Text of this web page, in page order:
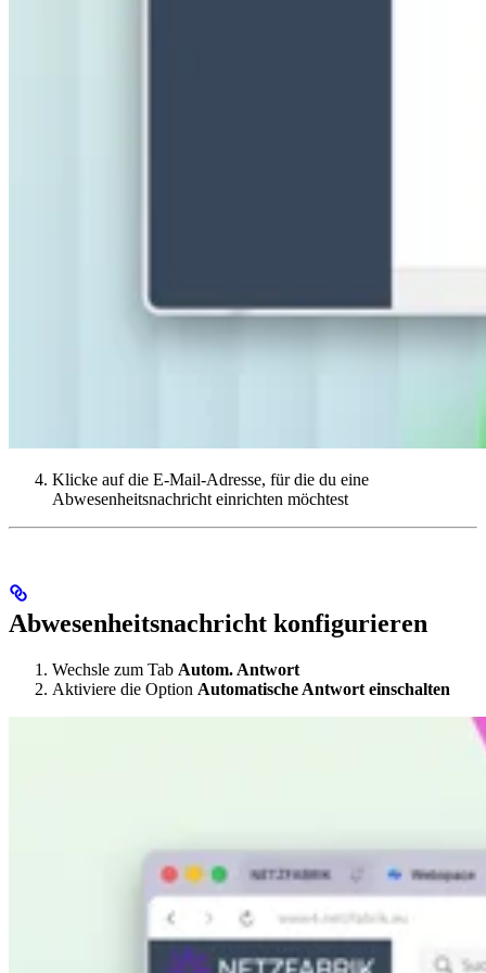
Klicke auf die E-Mail-Adresse, für die du eine
Abwesenheitsnachricht einrichten möchtest
Abwesenheitsnachricht konfigurieren
Wechsle zum Tab Autom. Antwort
Aktiviere die Option Automatische Antwort einschalten